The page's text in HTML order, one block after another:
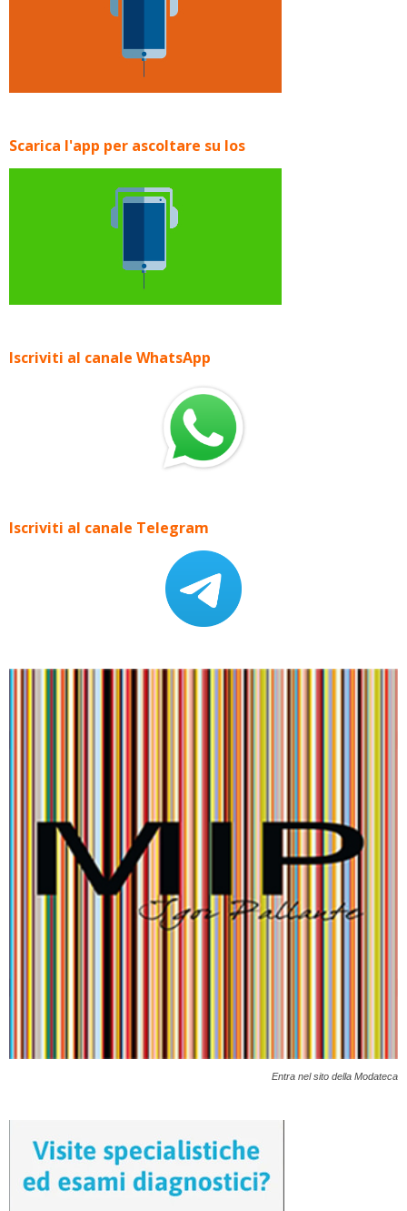
Scarica l'app per ascoltare su Ios
Iscriviti al canale WhatsApp
Iscriviti al canale Telegram
Entra nel sito della Modateca